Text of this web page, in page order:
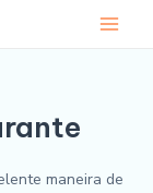
Main
maneira de